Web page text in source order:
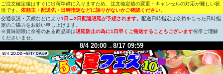
ご注文確定後はすぐに出荷準備に入りますため、注文確定後の変更・キャンセルの対応が難しい状
況です。 依頼主・配送先・日時指定などに誤りがないかご確認ください。
交通状況・天候などにより1日→2日配達遅延が予想されます。 配送日時指定は余裕をもった日時指
定のご協力をお願い申し上げます。
※賞味期限に余裕のある商品等は遅延防止の為に1日早くご発送することもございます何卒ご理解
くださいませ。
8/4 20:00→8/17 09:59